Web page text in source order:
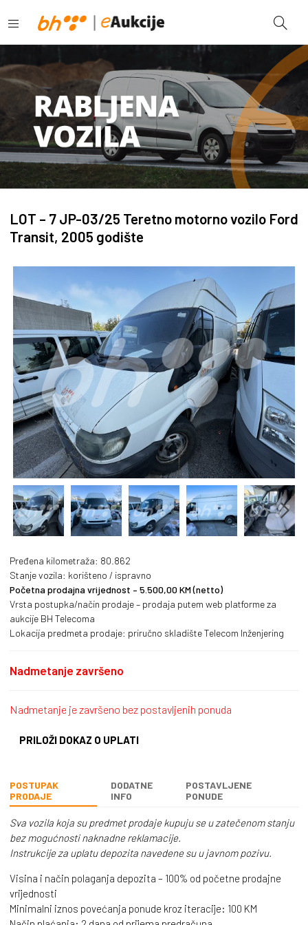
LOT – 7 JP-03/25 Teretno motorno vozilo Ford
Transit, 2005 godište
PREVIOUS NEXT
Pređena kilometraža: 80.862
Stanje vozila: korišteno / ispravno
Početna prodajna vrijednost – 5.500,00 KM (netto)
Vrsta postupka/način prodaje – prodaja putem web platforme za
aukcije BH Telecoma
Lokacija predmeta prodaje: priručno skladište Telecom Inženjering
Nadmetanje završeno
Nadmetanje je završeno bez postavljenih ponuda
PRILOŽI DOKAZ O UPLATI
POSTUPAK
PRODAJE
DODATNE
INFO
POSTAVLJENE
PONUDE
Sva vozila koja su predmet prodaje kupuju se u zatečenom stanju
bez mogućnosti naknadne reklamacije.
Instrukcije za uplatu depozita navedene su u javnom pozivu.
Visina i način polaganja depozita – 100% od početne prodajne
vrijednosti
Minimalni iznos povećanja ponude kroz iteracije: 100 KM